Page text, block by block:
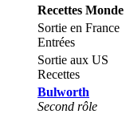
Recettes Monde
Sortie en France
Entrées
Sortie aux US
Recettes
Bulworth
Second rôle